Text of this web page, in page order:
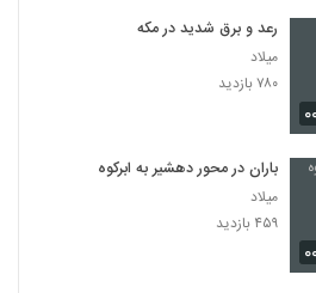
رعد و برق شدید در مکه
میلاد
۷۸۰ بازدید
باران در محور دهشیر به ابرکوه
میلاد
۴۵۹ بازدید